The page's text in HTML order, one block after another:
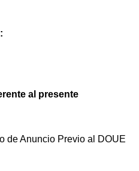
al presente
de Anuncio Previo al DOUE